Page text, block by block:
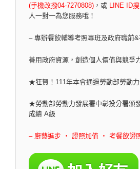
(手機改撥04-7270808) ， 或 LINE ID
人一對一為您服務哦！
– 專辦餐飲輔導考照專班及政府職前
善用政府資源，創造個人價值與競爭
★狂賀！111年本會通過勞動部勞動
★勞動部勞動力發展署中彰投分署頒
成績 A級
– 廚藝進步 ‧ 證照加值 ‧ 考餐飲證